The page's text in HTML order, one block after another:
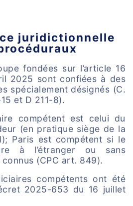
juridictionnelle
fondées sur l’article 16
2025 sont confiées à des
spécialement désignés (C.
et D 211-8).
compétent est celui du
(en pratique siège de la
Paris est compétent si le
à l’étranger ou sans
(CPC art. 849).
compétents ont été
2025-653 du 16 juillet